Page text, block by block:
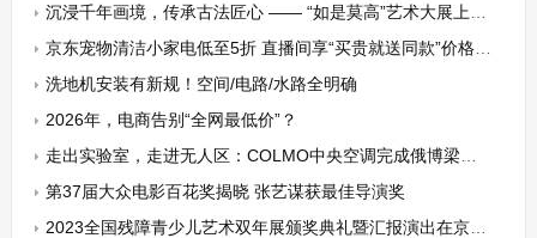
沉浸千年画境，传承古法匠心 —— “如是莫高”艺术大展上线敦煌泥板画深度体验
京东宠物清洁小家电低至5折 直播间享“买贵就送同款”价格保障
洗地机安装有新规！空间/电路/水路全明确
2026年，电商告别“全网最低价”？
走出实验室，走进无人区：COLMO中央空调完成俄博梁极端环境挑战
第37届大众电影百花奖揭晓 张艺谋获最佳导演奖
2023全国残障青少儿艺术双年展颁奖典礼暨汇报演出在京举行